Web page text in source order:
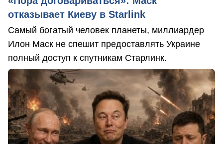
отказывает Киеву в Starlink
Самый богатый человек планеты, миллиардер
Илон Маск не спешит предоставлять Украине
полный доступ к спутникам Старлинк.